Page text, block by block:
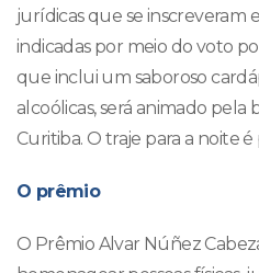
jurídicas que se inscreveram e
indicadas por meio do voto
que inclui um saboroso
alcoólicas, será animado pela
Curitiba. O traje para a noite
O prêmio
O Prêmio Alvar Núñez